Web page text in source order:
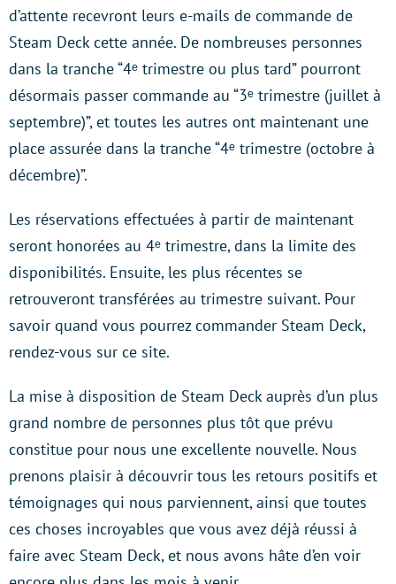
d’attente recevront leurs e-mails de commande de
Steam Deck cette année. De nombreuses personnes
dans la tranche “4ᵉ trimestre ou plus tard” pourront
désormais passer commande au “3ᵉ trimestre (juillet à
septembre)”, et toutes les autres ont maintenant une
place assurée dans la tranche “4ᵉ trimestre (octobre à
décembre)”.
Les réservations effectuées à partir de maintenant
seront honorées au 4ᵉ trimestre, dans la limite des
disponibilités. Ensuite, les plus récentes se
retrouveront transférées au trimestre suivant. Pour
savoir quand vous pourrez commander Steam Deck,
rendez-vous sur ce site.
La mise à disposition de Steam Deck auprès d’un plus
grand nombre de personnes plus tôt que prévu
constitue pour nous une excellente nouvelle. Nous
prenons plaisir à découvrir tous les retours positifs et
témoignages qui nous parviennent, ainsi que toutes
ces choses incroyables que vous avez déjà réussi à
faire avec Steam Deck, et nous avons hâte d’en voir